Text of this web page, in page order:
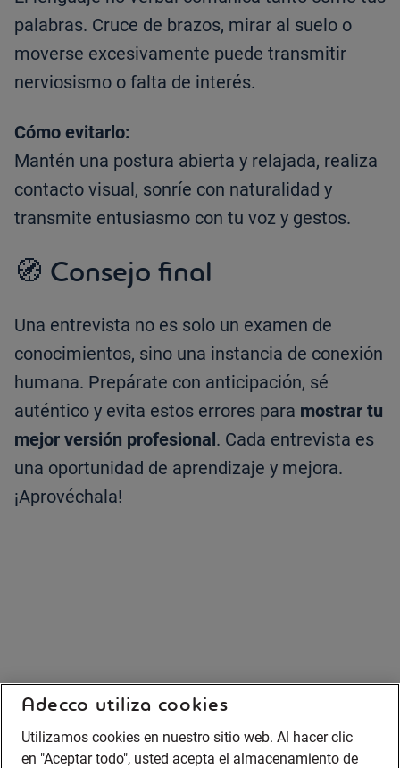
palabras. Cruce de brazos, mirar al suelo o
moverse excesivamente puede transmitir
nerviosismo o falta de interés.
Cómo evitarlo:
Mantén una postura abierta y relajada, realiza
contacto visual, sonríe con naturalidad y
transmite entusiasmo con tu voz y gestos.
🧭 Consejo final
Una entrevista no es solo un examen de
conocimientos, sino una instancia de conexión
humana. Prepárate con anticipación, sé
auténtico y evita estos errores para mostrar tu
mejor versión profesional. Cada entrevista es
una oportunidad de aprendizaje y mejora.
¡Aprovéchala!
Adecco utiliza cookies
Utilizamos cookies en nuestro sitio web. Al hacer clic
en "Aceptar todo", usted acepta el almacenamiento de